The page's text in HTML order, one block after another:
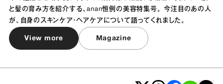
と髪の育み方を紹介する、anan恒例の美容特集号。 今注目のあの人
が、自身のスキンケア・ヘアケアについて語ってくれました。
View more Magazine